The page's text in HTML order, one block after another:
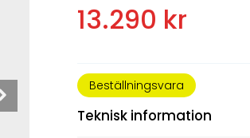
13.290 kr
Beställningsvara
Teknisk information